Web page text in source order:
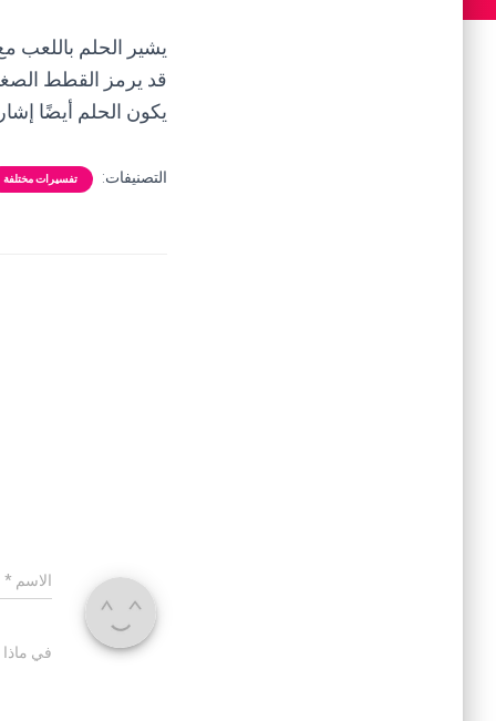
يشير الحلم باللعب
قد يرمز القطط
يكون الحلم أيضًا
التصنيفات: تفسيرات مختلفة
الاسم *
في